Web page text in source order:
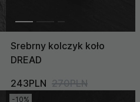
Srebrny kolczyk koło
DREAD
243PLN 270PLN
-10%